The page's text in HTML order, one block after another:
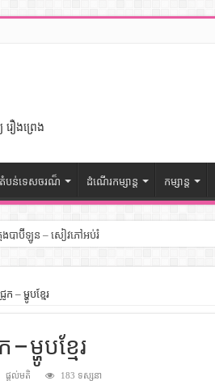
ឿងព្រេង
តំបន់ទេសចរណ៏ ដំណើរកម្សាន្ត កម្សាន្ត
ងបាប៊ីឡូន – សៀវភៅអប់រំ
ពាណិជ្ជកម្ម
ៀវភៅចំណេះដឹងទូទៅ
– អត្ថបទស្រាវជ្រាវ
– ម្ហូបខ្មែរ
ម្ហូបខ្មែរ
ផ្តល់មតិ 183 ទស្សនា